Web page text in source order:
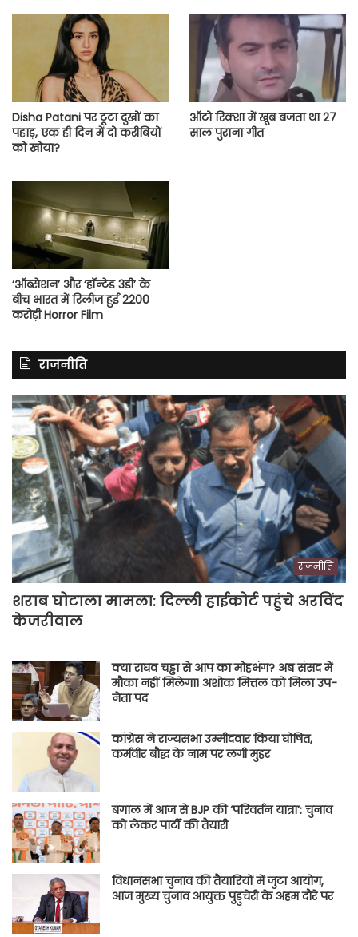
Disha Patani पर टूटा दुखों का
पहाड़, एक ही दिन में दो करीबियों
को खोया?
ऑटो रिक्शा में खूब बजता था 27
साल पुराना गीत
‘ऑब्सेशन’ और ‘हॉन्टेड 3डी’ के
बीच भारत में रिलीज हुई 2200
करोड़ी Horror Film
राजनीति
राजनीति
शराब घोटाला मामला: दिल्ली हाईकोर्ट पहुंचे अरविंद
केजरीवाल
क्या राघव चड्ढा से आप का मोहभंग? अब संसद में
मौका नहीं मिलेगा! अशोक मित्तल को मिला उप-
नेता पद
कांग्रेस ने राज्यसभा उम्मीदवार किया घोषित,
कर्मवीर बौद्ध के नाम पर लगी मुहर
बंगाल में आज से BJP की ‘परिवर्तन यात्रा’: चुनाव
को लेकर पार्टी की तैयारी
विधानसभा चुनाव की तैयारियों में जुटा आयोग,
आज मुख्य चुनाव आयुक्त पुडुचेरी के अहम दौरे पर